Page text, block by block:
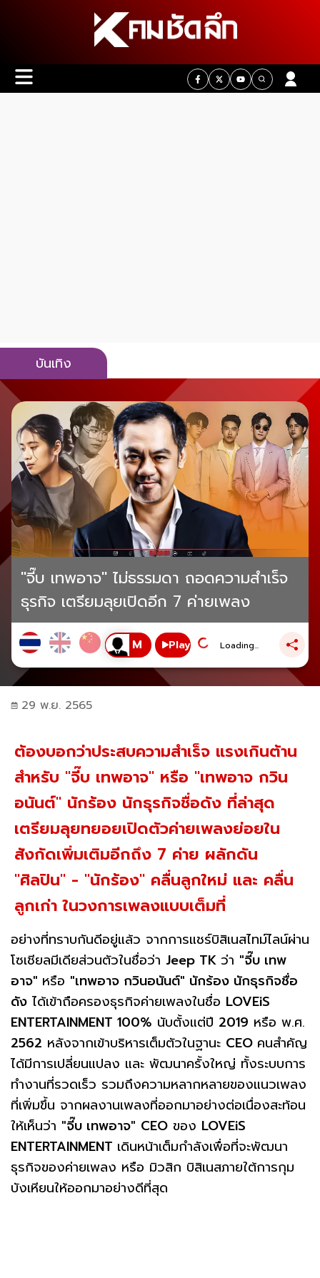
บันเทิง
"จี๊บ เทพอาจ" ไม่ธรรมดา ถอดความสำเร็จ
ธุรกิจ เตรียมลุยเปิดอีก 7 ค่ายเพลง
Play Loading...
29 พ.ย. 2565
ต้องบอกว่าประสบความสำเร็จ แรงเกินต้าน
สำหรับ "จี๊บ เทพอาจ" หรือ "เทพอาจ กวิน
อนันต์" นักร้อง นักธุรกิจชื่อดัง ที่ล่าสุด
เตรียมลุยทยอยเปิดตัวค่ายเพลงย่อยใน
สังกัดเพิ่มเติมอีกถึง 7 ค่าย ผลักดัน
"ศิลปิน" - "นักร้อง" คลื่นลูกใหม่ และ คลื่น
ลูกเก่า ในวงการเพลงแบบเต็มที่
อย่างที่ทราบกันดีอยู่แล้ว จากการแชร์บิสิเนสไทม์ไลน์ผ่าน
โซเชียลมีเดียส่วนตัวในชื่อว่า Jeep TK ว่า "จี๊บ เทพ
อาจ" หรือ "เทพอาจ กวินอนันต์" นักร้อง นักธุรกิจชื่อ
ดัง ได้เข้าถือครองธุรกิจค่ายเพลงในชื่อ LOVEiS
ENTERTAINMENT 100% นับตั้งแต่ปี 2019 หรือ พ.ศ.
2562 หลังจากเข้าบริหารเต็มตัวในฐานะ CEO คนสำคัญ
ได้มีการเปลี่ยนแปลง และ พัฒนาครั้งใหญ่ ทั้งระบบการ
ทำงานที่รวดเร็ว รวมถึงความหลากหลายของแนวเพลง
ที่เพิ่มขึ้น จากผลงานเพลงที่ออกมาอย่างต่อเนื่องสะท้อน
ให้เห็นว่า "จี๊บ เทพอาจ" CEO ของ LOVEiS
ENTERTAINMENT เดินหน้าเต็มกำลังเพื่อที่จะพัฒนา
ธุรกิจของค่ายเพลง หรือ มิวสิก บิสิเนสภายใต้การกุม
บังเหียนให้ออกมาอย่างดีที่สุด